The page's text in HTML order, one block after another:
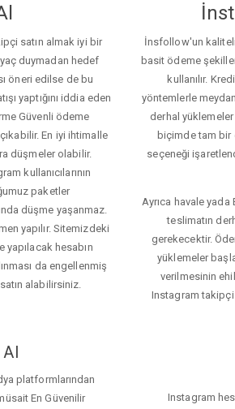
satın almak iyi bir
duymadan hedef
öneri edilse de bu
yaptığını iddia eden
Güvenli ödeme
En iyi ihtimalle
düşmeler olabilir.
kullanıcılarının
paketler
düşme yaşanmaz.
yapılır. Sitemizdeki
yapılacak hesabın
da engellenmiş
alabilirsiniz.
İnsfollow'un kaliteli
basit ödeme
kullanılır.
yöntemlerle
derhal yüklemeler
biçimde tam bir
seçeneği
Ayrıca havale yada
teslimatın
gerekecektir.
yüklemeler
verilmesinin
Instagram takipçi
Al
platformlarından
En Güvenilir
Instagram